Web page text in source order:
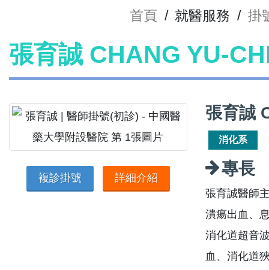
首頁 / 就醫服務 / 掛
張育誠 CHANG YU-
複診掛號 詳細介紹
張育誠
消化系
專長
張育誠醫師
潰瘍出血、
消化道超音
血、消化道